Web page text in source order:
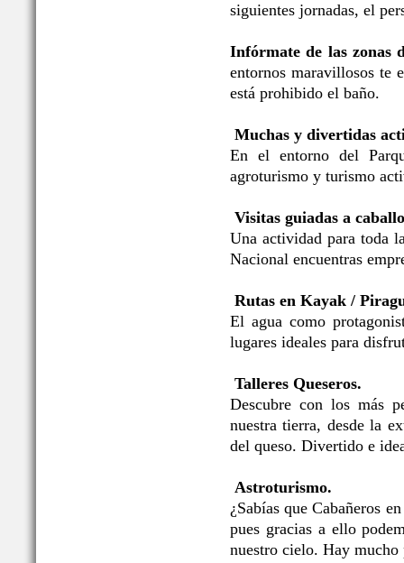
siguientes jornadas, el
Infórmate de las zonas
entornos maravillosos te
está prohibido el baño.
Muchas y divertidas
En el entorno del
agroturismo y turismo
Visitas guiadas a
Una actividad para toda
Nacional encuentras
Rutas en Kayak /
El agua como
lugares ideales para
Talleres Queseros.
Descubre con los más
nuestra tierra, desde la
del queso. Divertido e
Astroturismo.
¿Sabías que Cabañeros
pues gracias a ello
nuestro cielo. Hay mucho